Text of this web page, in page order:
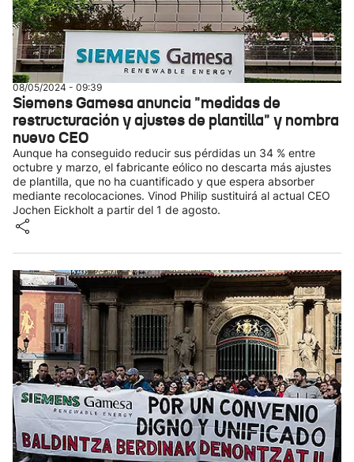
08/05/2024 - 09:39
Siemens Gamesa anuncia "medidas de
restructuración y ajustes de plantilla" y nombra
nuevo CEO
Aunque ha conseguido reducir sus pérdidas un 34 % entre
octubre y marzo, el fabricante eólico no descarta más ajustes
de plantilla, que no ha cuantificado y que espera absorber
mediante recolocaciones. Vinod Philip sustituirá al actual CEO
Jochen Eickholt a partir del 1 de agosto.